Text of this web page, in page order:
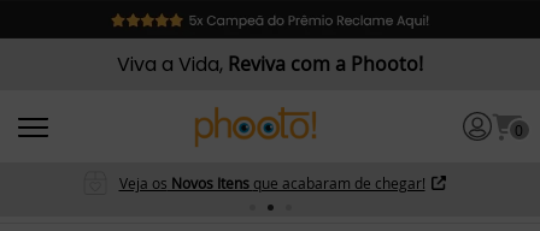
Viva a Vida, Reviva com a Phooto!
0
Veja os Novos Itens que acabaram de chegar!